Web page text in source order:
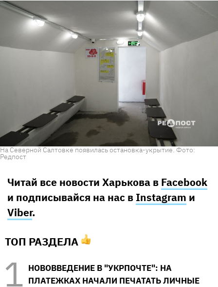
На Северной Салтовке появилась остановка-укрытие. Фото:
Редпост
Читай все новости Харькова в Facebook
и подписывайся на нас в Instagram и
Viber.
ТОП РАЗДЕЛА
НОВОВВЕДЕНИЕ В "УКРПОЧТЕ": НА
ПЛАТЕЖКАХ НАЧАЛИ ПЕЧАТАТЬ ЛИЧНЫЕ